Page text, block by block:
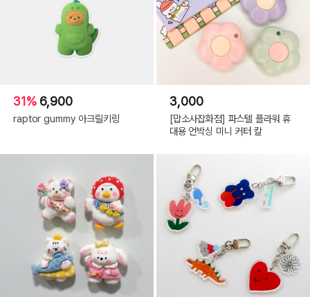
31% 6,900
raptor gummy 아크릴키링
3,000
[맙소사잡화점] 파스텔 플라워 휴
대용 언박싱 미니 커터 칼